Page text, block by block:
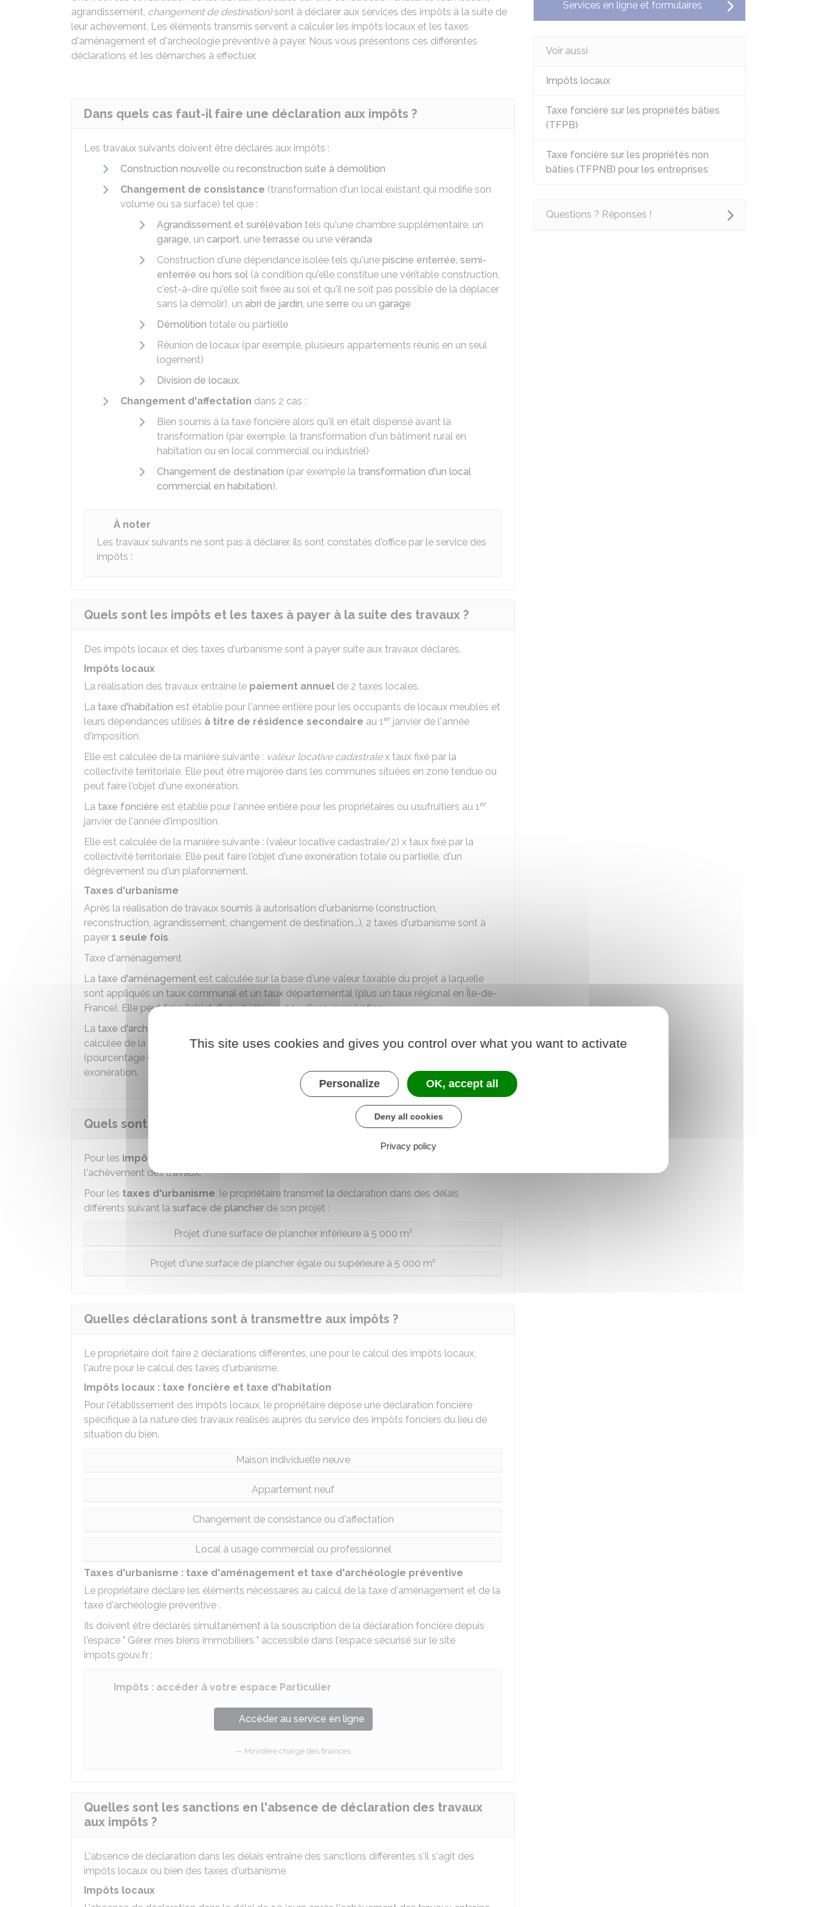
agrandissement, changement de destination)sont à déclarer aux services des impôts à la suite de
leur achèvement. Les éléments transmis servent à calculer les impôts locaux et les taxes
d'aménagement et d'archéologie préventive à payer. Nous vous présentons ces différentes
déclarations et les démarches à effectuer.
Dans quels cas faut-il faire une déclaration aux impôts ?
Les travaux suivants doivent être déclarés aux impôts :
Construction nouvelle ou reconstruction suite à démolition
Changement de consistance (transformation d'un local existant qui modifie son
volume ou sa surface) tel que :
Agrandissement et surélévation tels qu'une chambre supplémentaire, un
garage, un carport, une terrasse ou une véranda
Construction d'une dépendance isolée tels qu'une piscine enterrée, semi-
enterrée ou hors sol (à condition qu'elle constitue une véritable construction,
c'est-à-dire qu'elle soit fixée au sol et qu'il ne soit pas possible de la déplacer
sans la démolir), un abri de jardin, une serre ou un garage
Démolition totale ou partielle
Réunion de locaux (par exemple, plusieurs appartements réunis en un seul
logement)
Division de locaux.
Changement d'affectation dans 2 cas :
Bien soumis à la taxe foncière alors qu'il en était dispensé avant la
transformation (par exemple, la transformation d'un bâtiment rural en
habitation ou en local commercial ou industriel)
Changement de destination (par exemple la transformation d'un local
commercial en habitation).
À noter
Les travaux suivants ne sont pas à déclarer, ils sont constatés d'office par le service des
impôts :
Quels sont les impôts et les taxes à payer à la suite des travaux ?
Des impôts locaux et des taxes d'urbanisme sont à payer suite aux travaux déclarés.
Impôts locaux
La réalisation des travaux entraine le paiement annuel de 2 taxes locales.
La taxe d'habitation est établie pour l'année entière pour les occupants de locaux meublés et
leurs dépendances utilisés à titre de résidence secondaire au 1er janvier de l'année
d'imposition.
Elle est calculée de la manière suivante : valeur locative cadastralex taux fixé par la
collectivité territoriale. Elle peut être majorée dans les communes situées en zone tendue ou
peut faire l'objet d'une exonération.
La taxe foncière est établie pour l'année entière pour les propriétaires ou usufruitiers au 1er
janvier de l'année d'imposition.
Elle est calculée de la manière suivante : (valeur locative cadastrale/2) x taux fixé par la
collectivité territoriale. Elle peut faire l'objet d'une exonération totale ou partielle, d'un
dégrèvement ou d'un plafonnement.
Taxes d'urbanisme
Après la réalisation de travaux soumis à autorisation d'urbanisme (construction,
reconstruction, agrandissement, changement de destination...), 2 taxes d'urbanisme sont à
payer 1 seule fois.
Taxe d'aménagement
La taxe d'aménagement est calculée sur la base d'une valeur taxable du projet à laquelle
sont appliqués un taux communal et un taux départemental (plus un taux régional en Île-de-
France). Elle peut faire l'objet d'unabattementou d'une exonération.
La taxe d'archéologie préventive
calculée de la manière suivante : surface taxable x valeur forfaitaire au m² x taux
(pourcentage de la valeur forfaitaire de l'ensemble immobilier). Elle peut faire l'objet d'une
exonération.
Quels sont les délais pour déclarer les travaux aux impôts ?
Pour les impôts locaux
l'achèvement des travaux.
Pour les taxes d'urbanisme, le propriétaire transmet la déclaration dans des délais
différents suivant la surface de plancher de son projet :
Projet d'une surface de plancher inférieure à 5 000 m²
Projet d'une surface de plancher égale ou supérieure à 5 000 m²
Quelles déclarations sont à transmettre aux impôts ?
Le propriétaire doit faire 2 déclarations différentes, une pour le calcul des impôts locaux,
l'autre pour le calcul des taxes d'urbanisme.
Impôts locaux : taxe foncière et taxe d'habitation
Pour l'établissement des impôts locaux, le propriétaire dépose une déclaration foncière
spécifique à la nature des travaux réalisés auprès du service des impôts fonciers du lieu de
situation du bien.
Maison individuelle neuve
Appartement neuf
Changement de consistance ou d'affectation
Local à usage commercial ou professionnel
Taxes d'urbanisme : taxe d'aménagement et taxe d'archéologie préventive
Le propriétaire déclare les éléments nécessaires au calcul de la taxe d'aménagement et de la
taxe d'archéologie préventive .
Ils doivent être déclarés simultanément à la souscription de la déclaration foncière depuis
l'espace " Gérer mes biens immobiliers " accessible dans l'espace sécurisé sur le site
impots.gouv.fr :
Impôts : accéder à votre espace Particulier
Accéder au service en ligne
Ministère chargé des finances
Quelles sont les sanctions en l'absence de déclaration des travaux
aux impôts ?
L'absence de déclaration dans les délais entraine des sanctions différentes s'il s'agit des
impôts locaux ou bien des taxes d'urbanisme.
Impôts locaux
Services en ligne et formulaires
Voir aussi
Impôts locaux
Taxe foncière sur les propriétés bâties
(TFPB)
Taxe foncière sur les propriétés non
bâties (TFPNB) pour les entreprises
Questions ? Réponses !
This site uses cookies and gives you control over what you want to activate
Personalize OK, accept all
Deny all cookies
Privacy policy